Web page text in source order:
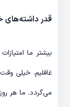
قدر داشته‎‌های خود را بدانید